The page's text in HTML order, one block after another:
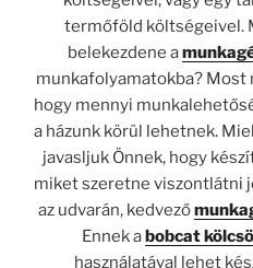
termőföld költségeivel.
belekezdene a
munkafolyamatokba?
hogy mennyi
a házunk körül lehetnek.
javasljuk Önnek, hogy
miket szeretne viszontlátni
az udvarán, kedvező
Ennek abobcat
használatával lehet